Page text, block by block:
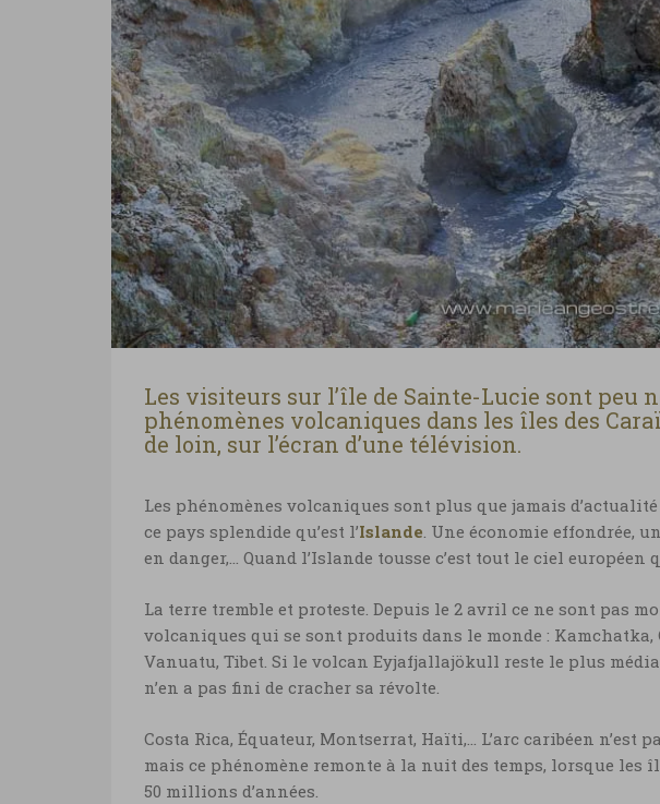
Les visiteurs sur l’île de Sainte-Lucie sont peu
phénomènes volcaniques dans les îles des
de loin, sur l’écran d’une télévision.
Les phénomènes volcaniques sont plus que jamais
ce pays splendide qu’est l’Islande. Une économie effondrée,
en danger,… Quand l’Islande tousse c’est tout le ciel européen
La terre tremble et proteste. Depuis le 2 avril ce ne sont pas
volcaniques qui se sont produits dans le monde :
Vanuatu, Tibet. Si le volcan Eyjafjallajökull reste le plus
n’en a pas fini de cracher sa révolte.
Costa Rica, Équateur, Montserrat, Haïti,… L’arc caribéen n’est
mais ce phénomène remonte à la nuit des temps, lorsque les
50 millions d’années.